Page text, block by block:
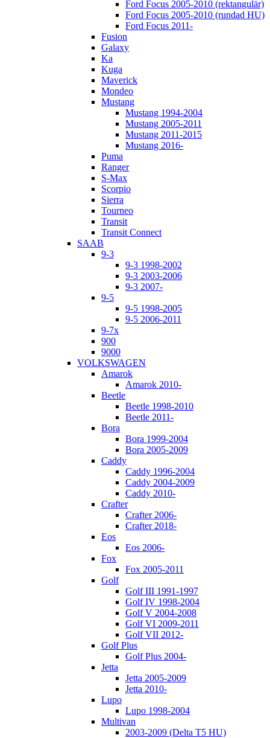
Ford Focus 2005-2010 (rektangulär)
Ford Focus 2005-2010 (rundad HU)
Ford Focus 2011-
Fusion
Galaxy
Ka
Kuga
Maverick
Mondeo
Mustang
Mustang 1994-2004
Mustang 2005-2011
Mustang 2011-2015
Mustang 2016-
Puma
Ranger
S-Max
Scorpio
Sierra
Tourneo
Transit
Transit Connect
SAAB
9-3
9-3 1998-2002
9-3 2003-2006
9-3 2007-
9-5
9-5 1998-2005
9-5 2006-2011
9-7x
900
9000
VOLKSWAGEN
Amarok
Amarok 2010-
Beetle
Beetle 1998-2010
Beetle 2011-
Bora
Bora 1999-2004
Bora 2005-2009
Caddy
Caddy 1996-2004
Caddy 2004-2009
Caddy 2010-
Crafter
Crafter 2006-
Crafter 2018-
Eos
Eos 2006-
Fox
Fox 2005-2011
Golf
Golf III 1991-1997
Golf IV 1998-2004
Golf V 2004-2008
Golf VI 2009-2011
Golf VII 2012-
Golf Plus
Golf Plus 2004-
Jetta
Jetta 2005-2009
Jetta 2010-
Lupo
Lupo 1998-2004
Multivan
2003-2009 (Delta T5 HU)